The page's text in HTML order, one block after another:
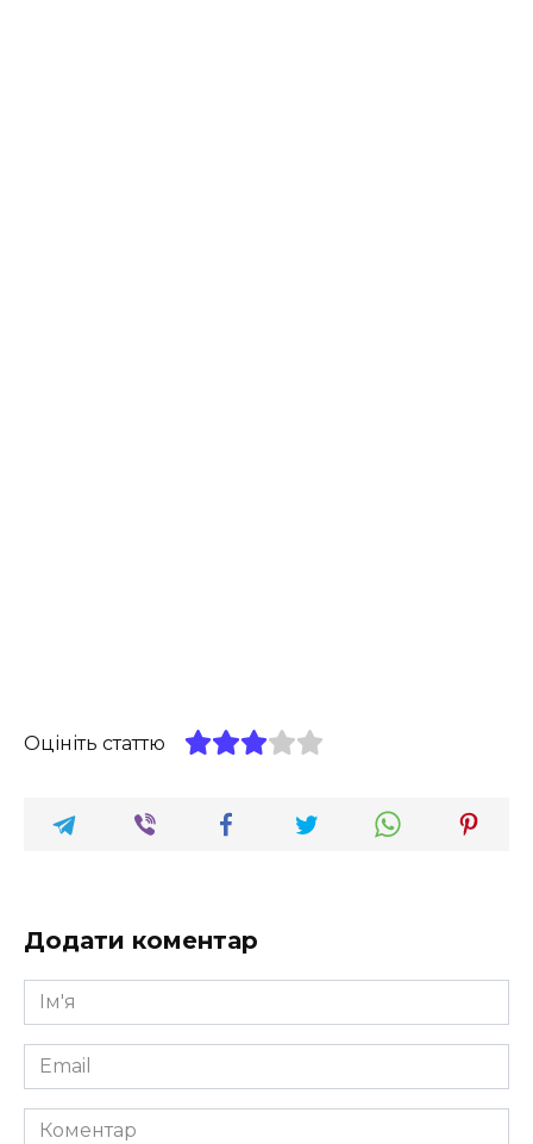
Оцініть статтю
Додати коментар
Ім'я
*
Email
*
Коментар